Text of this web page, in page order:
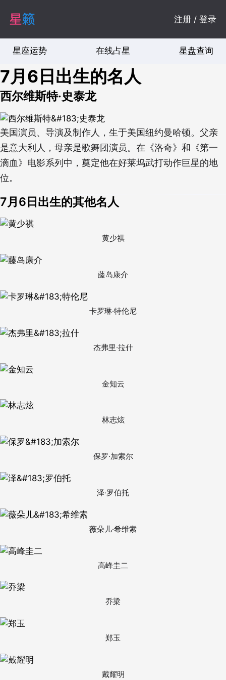
注册 / 登录
星座运势 在线占星 星盘查询
7月6日出生的名人
西尔维斯特·史泰龙
美国演员、导演及制作人，生于美国纽约曼哈顿。父亲
是意大利人，母亲是歌舞团演员。在《洛奇》和《第一
滴血》电影系列中，奠定他在好莱坞武打动作巨星的地
位。
7月6日出生的其他名人
黄少祺
藤岛康介
卡罗琳·特伦尼
杰弗里·拉什
金知云
林志炫
保罗·加索尔
泽·罗伯托
薇朵儿·希维索
高峰圭二
乔梁
郑玉
戴耀明